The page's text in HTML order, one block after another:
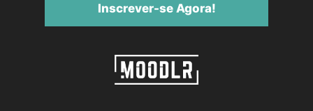
Inscrever-se Agora!